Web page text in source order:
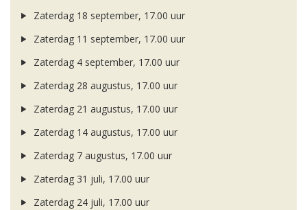
Zaterdag 18 september, 17.00 uur
Zaterdag 11 september, 17.00 uur
Zaterdag 4 september, 17.00 uur
Zaterdag 28 augustus, 17.00 uur
Zaterdag 21 augustus, 17.00 uur
Zaterdag 14 augustus, 17.00 uur
Zaterdag 7 augustus, 17.00 uur
Zaterdag 31 juli, 17.00 uur
Zaterdag 24 juli, 17.00 uur